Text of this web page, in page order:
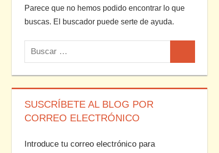
Parece que no hemos podido encontrar lo que
buscas. El buscador puede serte de ayuda.
Buscar:
SUSCRÍBETE AL BLOG POR
CORREO ELECTRÓNICO
Introduce tu correo electrónico para